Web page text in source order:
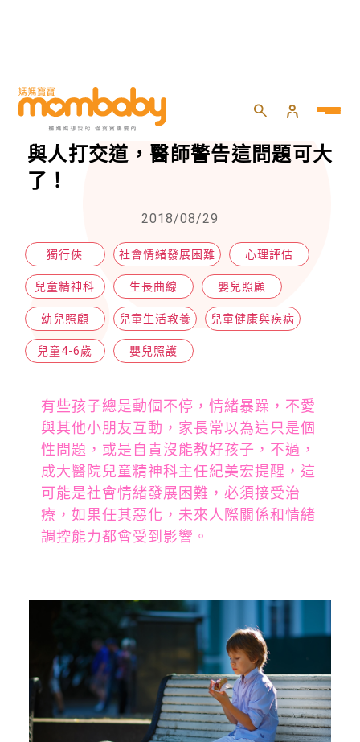
HOME 嬰兒 嬰兒照護
【即時新聞】寶寶從小獨行俠、不
與人打交道，醫師警告這問題可大
了！
2018/08/29
獨行俠 社會情緒發展困難 心理評估
兒童精神科 生長曲線 嬰兒照顧
幼兒照顧 兒童生活教養 兒童健康與疾病
兒童4-6歲 嬰兒照護
有些孩子總是動個不停，情緒暴躁，不愛
與其他小朋友互動，家長常以為這只是個
性問題，或是自責沒能教好孩子，不過，
成大醫院兒童精神科主任紀美宏提醒，這
可能是社會情緒發展困難，必須接受治
療，如果任其惡化，未來人際關係和情緒
調控能力都會受到影響。